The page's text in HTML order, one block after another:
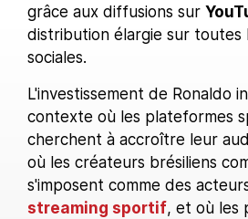
grâce aux diffusions sur
distribution élargie sur toutes
sociales.
L'investissement de Ronaldo
contexte où les plateformes
cherchent à accroître leur
où les créateurs brésiliens
s'imposent comme des
streaming sportif, et où les